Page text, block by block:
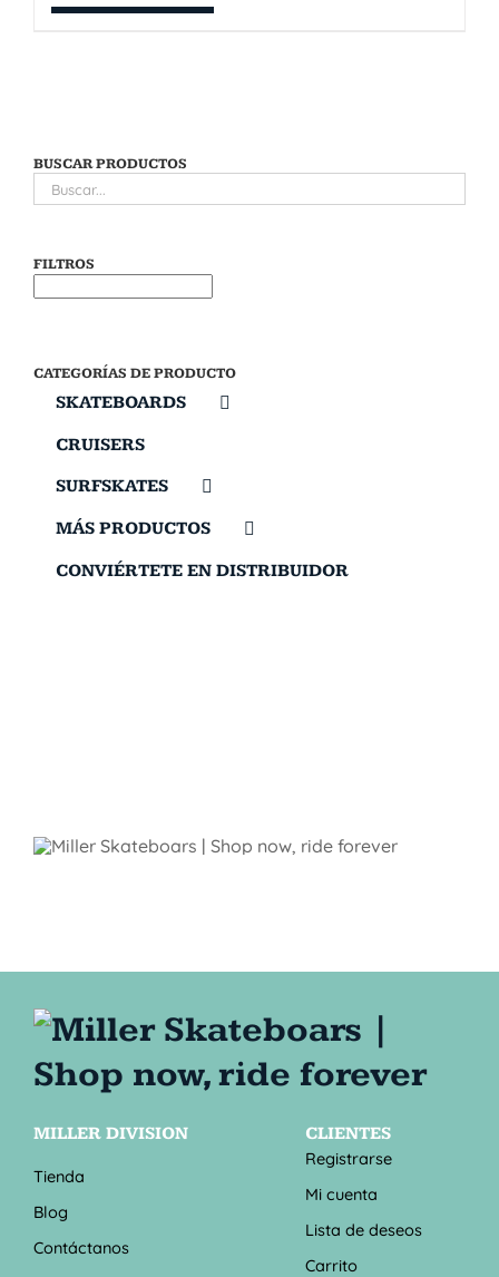
BUSCAR PRODUCTOS
FILTROS
CATEGORÍAS DE PRODUCTO
SKATEBOARDS
CRUISERS
SURFSKATES
MÁS PRODUCTOS
CONVIÉRTETE EN DISTRIBUIDOR
MILLER DIVISION
Tienda
Blog
Contáctanos
CLIENTES
Registrarse
Mi cuenta
Lista de deseos
Carrito